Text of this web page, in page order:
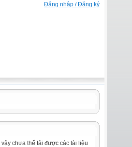
Đăng nhập / Đăng ký
chưa thể tải được các tài liệu